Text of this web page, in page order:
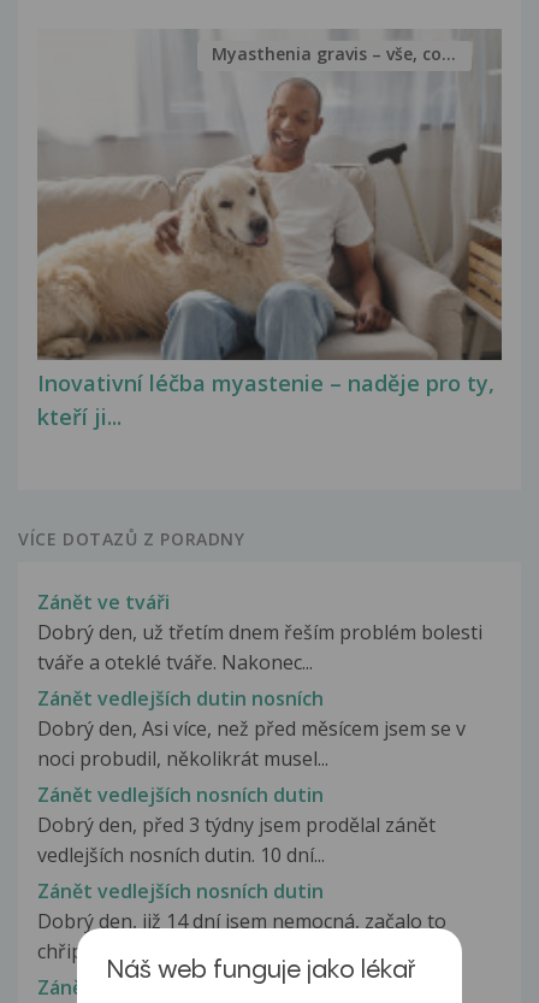
Inovativní léčba myastenie – naděje pro ty,
kteří ji...
Myasthenia gravis – vše, co...
VÍCE DOTAZŮ Z PORADNY
Zánět ve tváři
Dobrý den, už třetím dnem řeším problém bolesti
tváře a oteklé tváře. Nakonec...
Zánět vedlejších dutin nosních
Dobrý den, Asi více, než před měsícem jsem se v
noci probudil, několikrát musel...
Zánět vedlejších nosních dutin
Dobrý den, před 3 týdny jsem prodělal zánět
vedlejších nosních dutin. 10 dní...
Zánět vedlejších nosních dutin
Dobrý den, již 14 dní jsem nemocná, začalo to
chřipkou, ke které se postupně...
Zánět vedlejších nosních dutin
Náš web funguje jako lékař